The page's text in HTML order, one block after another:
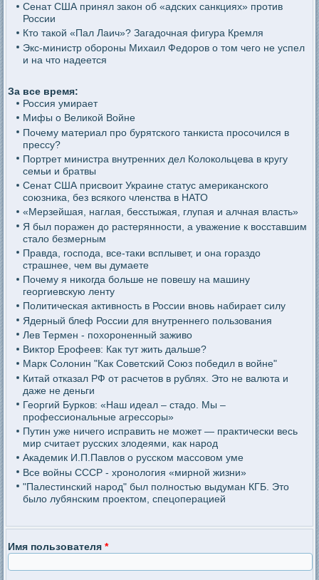
Сенат США принял закон об «адских санкциях» против
России
Кто такой «Пал Лаич»? Загадочная фигура Кремля
Экс-министр обороны Михаил Федоров о том чего не успел
и на что надеется
За все время:
Россия умирает
Мифы о Великой Войне
Почему материал про бурятского танкиста просочился в
прессу?
Портрет министра внутренних дел Колокольцева в кругу
семьи и братвы
Сенат США присвоит Украине статус американского
союзника, без всякого членства в НАТО
«Мерзейшая, наглая, бесстыжая, глупая и алчная власть»
Я был поражен до растерянности, а уважение к восставшим
стало безмерным
Правда, господа, все-таки всплывет, и она гораздо
страшнее, чем вы думаете
Почему я никогда больше не повешу на машину
георгиевскую ленту
Политическая активность в России вновь набирает силу
Ядерный блеф России для внутреннего пользования
Лев Термен - похороненный заживо
Виктор Ерофеев: Как тут жить дальше?
Марк Солонин "Как Советский Союз победил в войне"
Китай отказал РФ от расчетов в рублях. Это не валюта и
даже не деньги
Георгий Бурков: «Наш идеал – стадо. Мы –
профессиональные агрессоры»
Путин уже ничего исправить не может — практически весь
мир считает русских злодеями, как народ
Академик И.П.Павлов о русском массовом уме
Все войны СССР - хронология «мирной жизни»
"Палестинский народ" был полностью выдуман КГБ. Это
было лубянским проектом, спецоперацией
Имя пользователя*